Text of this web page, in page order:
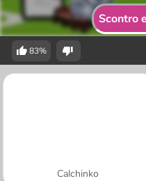
Scontro
83%
Calchinko